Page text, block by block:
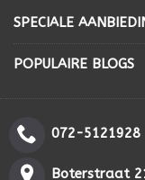
SPECIALE
POPULAIRE BLOGS
072-5121928
Boterstraat